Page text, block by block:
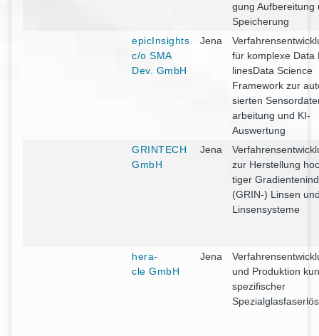
gung Auf­be­rei­tung
Speicherung
epi­cIn­sights
c/o SMA
Dev. GmbH
Jena
für kom­ple­xe
line­s­Da­ta Sci­ence
Frame­work zur
sier­ten
ar­bei­tung und KI-
Auswertung
GRINTECH
GmbH
Jena
zur Her­stel­lung
ti­ger
(GRIN-) Lin­sen
Linsensysteme
hera­
cle GmbH
Jena
und Pro­duk­ti­on
spe­zi­fi­scher